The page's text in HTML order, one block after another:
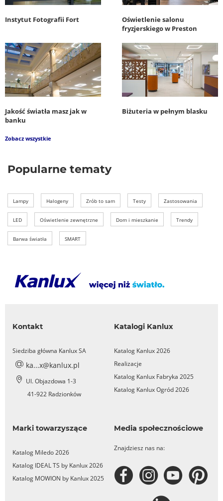
Popularne tematy
Lampy Halogeny Zrób to sam Testy Zastosowania
LED Oświetlenie zewnętrzne Dom i mieszkanie Trendy
Barwa światła SMART
Instytut Fotografii Fort
Oświetlenie salonu
fryzjerskiego w Preston
Jakość światła masz jak w
banku
Biżuteria w pełnym blasku
Zobacz wszystkie
Kontakt
Siedziba główna Kanlux SA
ka...x@kanlux.pl
Ul. Objazdowa 1-3
41-922 Radzionków
Katalogi Kanlux
Katalog Kanlux 2026
Realizacje
Katalog Kanlux Fabryka 2025
Katalog Kanlux Ogród 2026
Marki towarzyszące
Katalog Miledo 2026
Katalog IDEAL TS by Kanlux 2026
Katalog MOWION by Kanlux 2025
Media społecznościowe
Znajdziesz nas na: